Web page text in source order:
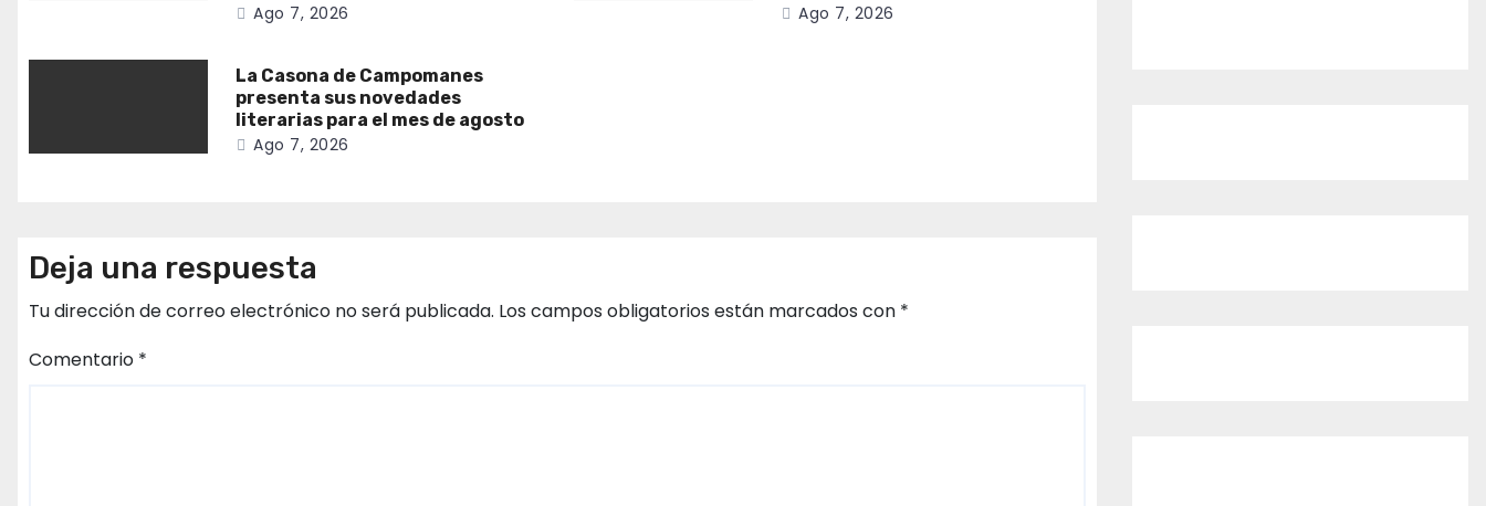
Ago 7, 2026 Ago 7, 2026
La Casona de Campomanes
presenta sus novedades
literarias para el mes de agosto
Ago 7, 2026
Deja una respuesta
Tu dirección de correo electrónico no será publicada. Los campos obligatorios están marcados con *
Comentario *